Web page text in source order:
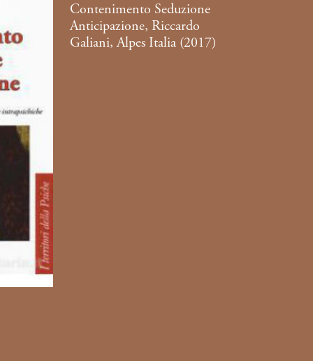
Contenimento Seduzione
Anticipazione, Riccardo
Galiani, Alpes Italia (2017)